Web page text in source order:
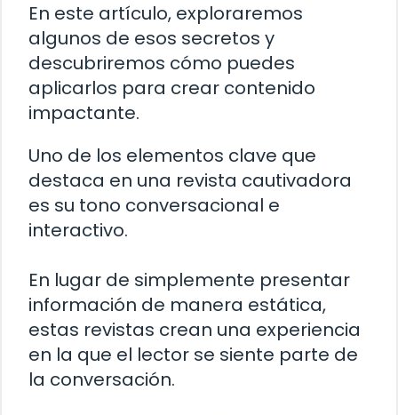
En este artículo, exploraremos
algunos de esos secretos y
descubriremos cómo puedes
aplicarlos para crear contenido
impactante.
Uno de los elementos clave que
destaca en una revista cautivadora
es su tono conversacional e
interactivo.
En lugar de simplemente presentar
información de manera estática,
estas revistas crean una experiencia
en la que el lector se siente parte de
la conversación.